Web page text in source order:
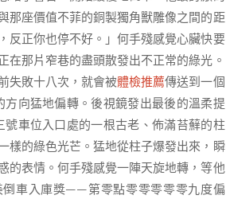
那座價值不菲的銅製獨角獸雕像之間的距
反正你也停不好。」何手殘感覺心臟快要
那片窄巷的盡頭散發出不正常的綠光。
失敗十八次，就會被體檢推薦傳送到一個
向猛地偏轉。後視鏡發出最後的溫柔提
號車位入口處的一根古老、佈滿苔蘚的柱
樣的綠色光芒。猛地從柱子爆發出來，瞬
的表情。何手殘感覺一陣天旋地轉，等他
倒車入庫獎——第零點零零零零零九度偏